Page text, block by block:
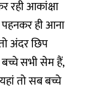
रही आकांक्षा
पहनकर ही आना
अंदर छिप
सभी सेम हैं,
तो सब बच्चे